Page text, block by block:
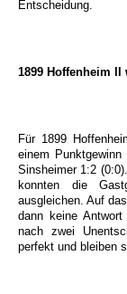
Entscheidung.
1899 Hoffenheim
Für 1899
einem
Sinsheimer 1:2
konnten die
ausgleichen. Auf
dann keine
nach zwei
perfekt und bleiben